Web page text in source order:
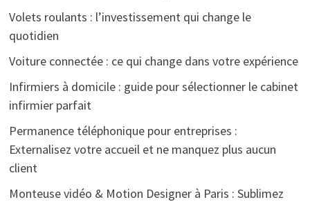
Volets roulants : l’investissement qui change le
quotidien
Voiture connectée : ce qui change dans votre expérience
Infirmiers à domicile : guide pour sélectionner le cabinet
infirmier parfait
Permanence téléphonique pour entreprises :
Externalisez votre accueil et ne manquez plus aucun
client
Monteuse vidéo & Motion Designer à Paris : Sublimez